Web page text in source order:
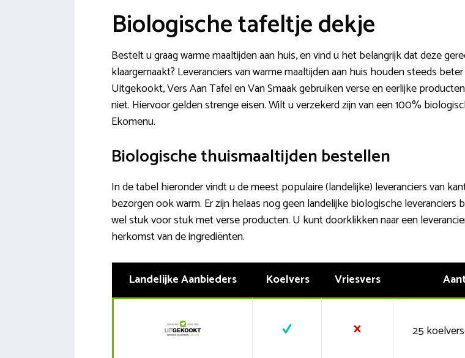
Biologische tafeltje dekje
Bestelt u graag warme maaltijden aan huis, en vind u het belangrijk dat deze
klaargemaakt? Leveranciers van warme maaltijden aan huis houden steeds
Uitgekookt, Vers Aan Tafel en Van Smaak gebruiken verse en eerlijke
niet. Hiervoor gelden strenge eisen. Wilt u verzekerd zijn van een 100%
Ekomenu.
Biologische thuismaaltijden bestellen
In de tabel hieronder vindt u de meest populaire (landelijke) leveranciers van
bezorgen ook warm. Er zijn helaas nog geen landelijke biologische
wel stuk voor stuk met verse producten. U kunt doorklikken naar een
herkomst van de ingrediënten.
Landelijke Aanbieders Koelvers Vriesvers
25